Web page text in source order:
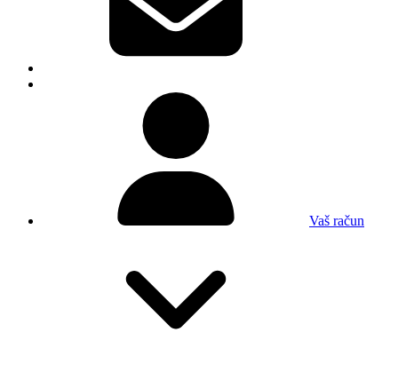
Vaš račun